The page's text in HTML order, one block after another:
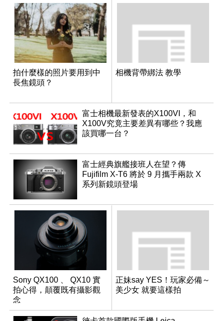
拍什麼樣的照片要用到中
長焦鏡頭？
相機背帶綁法 教學
富士相機最新發表的X100VI，和
X100V究竟主要差異有哪些？我應
該買哪一台？
富士經典旗艦接班人在望？傳
Fujifilm X-T6 將於 9 月攜手兩款 X
系列新鏡頭登場
Sony QX100 、 QX10 實
拍心得，顛覆既有攝影觀
念
正妹say YES！玩家必備～
美少女 就要這樣拍